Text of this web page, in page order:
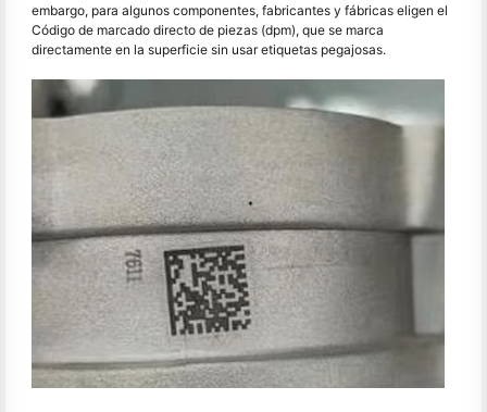
embargo, para algunos componentes, fabricantes y fábricas eligen el
Código de marcado directo de piezas (dpm), que se marca
directamente en la superficie sin usar etiquetas pegajosas.